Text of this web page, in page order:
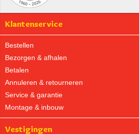
Klantenservice
Bestellen
Bezorgen & afhalen
Betalen
Annuleren & retourneren
Service & garantie
Montage & inbouw
Vestigingen